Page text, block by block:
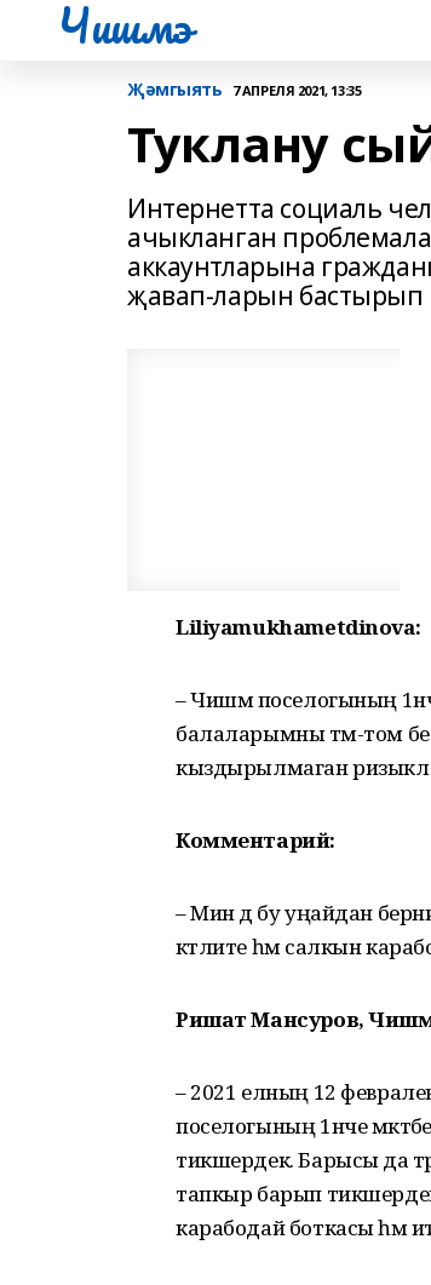
Чишмэ
Җәмгыять 7 АПРЕЛЯ 2021, 13:35
Туклану
Интернетта социаль
ачыкланган
аккаунтларына
җавап-ларын бастырып
Liliyamukhametdinova:
– Чишмә поселогының
балаларымны тәм-том
кыздырылмаган
Комментарий:
– Мин дә бу уңайдан
кәтлите һәм салкын
Ришат Мансуров,
– 2021 елның 12
поселогының 1нче
тикшердек. Барысы да
тапкыр барып
карабодай боткасы һәм